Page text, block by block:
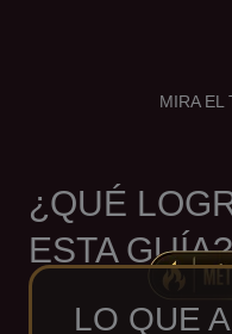
MIRA EL
¿QUÉ
ESTA GUÍA?
LO QUE